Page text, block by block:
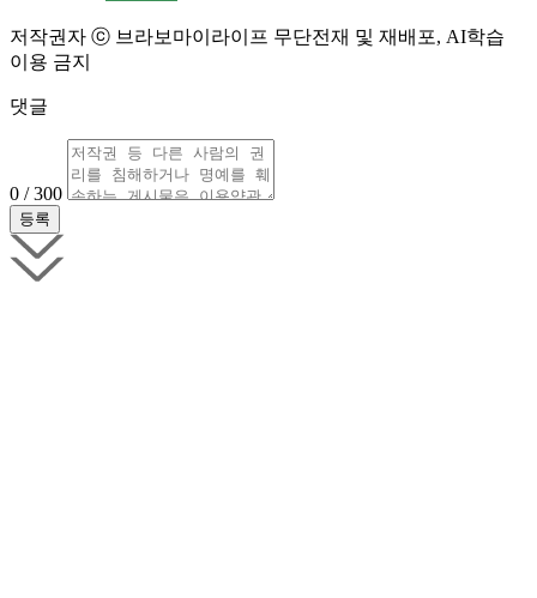
저작권자 ⓒ 브라보마이라이프 무단전재 및 재배포, AI학습
이용 금지
댓글
0 / 300